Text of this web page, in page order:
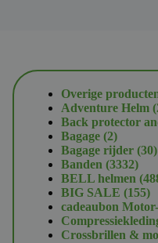
Overige
Adventure Helm
Back protector
Bagage 22
Bagage rijder 3030
Banden 33323332
BELL helmen
BIG SALE 155155
cadeaubon
Crossbrillen &